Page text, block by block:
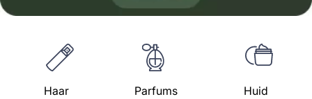
Haar Parfums Huid